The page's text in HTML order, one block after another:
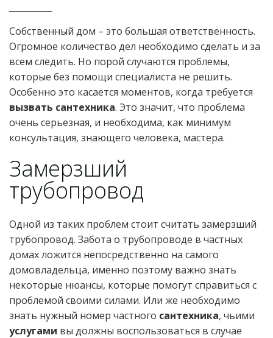
Собственный дом – это большая ответственность.
Огромное количество дел необходимо сделать и за
всем следить. Но порой случаются проблемы,
которые без помощи специалиста не решить.
Особенно это касается моментов, когда требуется
вызвать сантехника. Это значит, что проблема
очень серьезная, и необходима, как минимум
консультация, знающего человека, мастера.
Замерзший
трубопровод
Одной из таких проблем стоит считать замерзший
трубопровод. Забота о трубопроводе в частных
домах ложится непосредственно на самого
домовладельца, именно поэтому важно знать
некоторые нюансы, которые помогут справиться с
проблемой своими силами. Или же необходимо
знать нужный номер частного сантехника, чьими
услугами вы должны воспользоваться в случае